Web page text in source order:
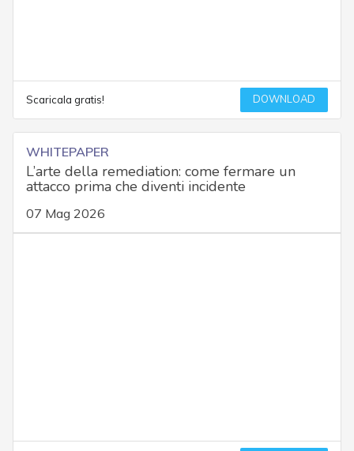
Scaricala gratis! DOWNLOAD
WHITEPAPER
L’arte della remediation: come fermare un
attacco prima che diventi incidente
07 Mag 2026